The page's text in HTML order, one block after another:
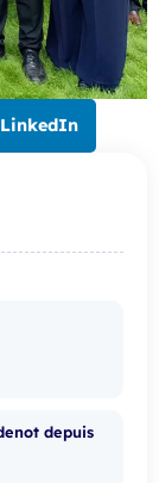
LinkedIn
depuis